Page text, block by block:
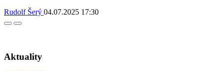
Rudolf Šerý 04.07.2025 17:30
Facebook
Twitter
Aktuality